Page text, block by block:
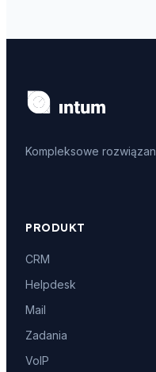
Kompleksowe
PRODUKT
CRM
Helpdesk
Mail
Zadania
VoIP